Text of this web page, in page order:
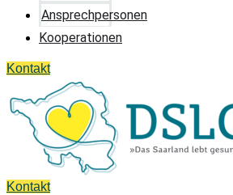
Ansprechpersonen
Kooperationen
Kontakt
Kontakt